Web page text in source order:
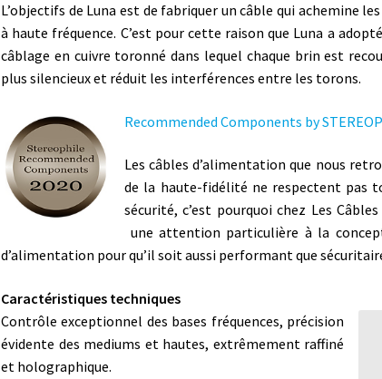
L’objectifs de Luna est de fabriquer un câble qui achemine
à haute fréquence. C’est pour cette raison que Luna a
câblage en cuivre toronné dans lequel chaque brin est
plus silencieux et réduit les interférences entre les torons.
Recommended Components by
Les câbles d’alimentation que nous
de la haute-fidélité ne respectent pas
sécurité, c’est pourquoi chez Les
une attention particulière à la
d’alimentation pour qu’il soit aussi performant que
Caractéristiques techniques
Contrôle exceptionnel des bases fréquences, précision
évidente des mediums et hautes, extrêmement raffiné
et holographique.